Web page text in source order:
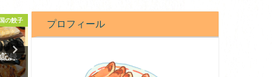
の餃子
録
「來々軒」餃子が絶品すぎ
プロフィール